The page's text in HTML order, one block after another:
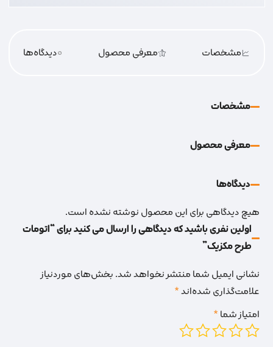
مشخصات معرفی محصول 0دیدگاه‌‌ها
مشخصات
معرفی محصول
دیدگاه‌‌ها
هیچ دیدگاهی برای این محصول نوشته نشده است.
اولین نفری باشید که دیدگاهی را ارسال می کنید برای “اتومات
طرح مکزیک”
نشانی ایمیل شما منتشر نخواهد شد.بخش‌های موردنیاز
علامت‌گذاری شده‌اند*
امتیاز شما*